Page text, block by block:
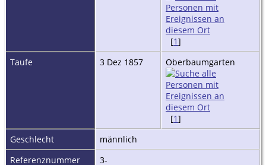
[1]
Taufe
3 Dez 1857 Oberbaumgarten
[1]
Geschlecht
männlich
Referenznummer
3-